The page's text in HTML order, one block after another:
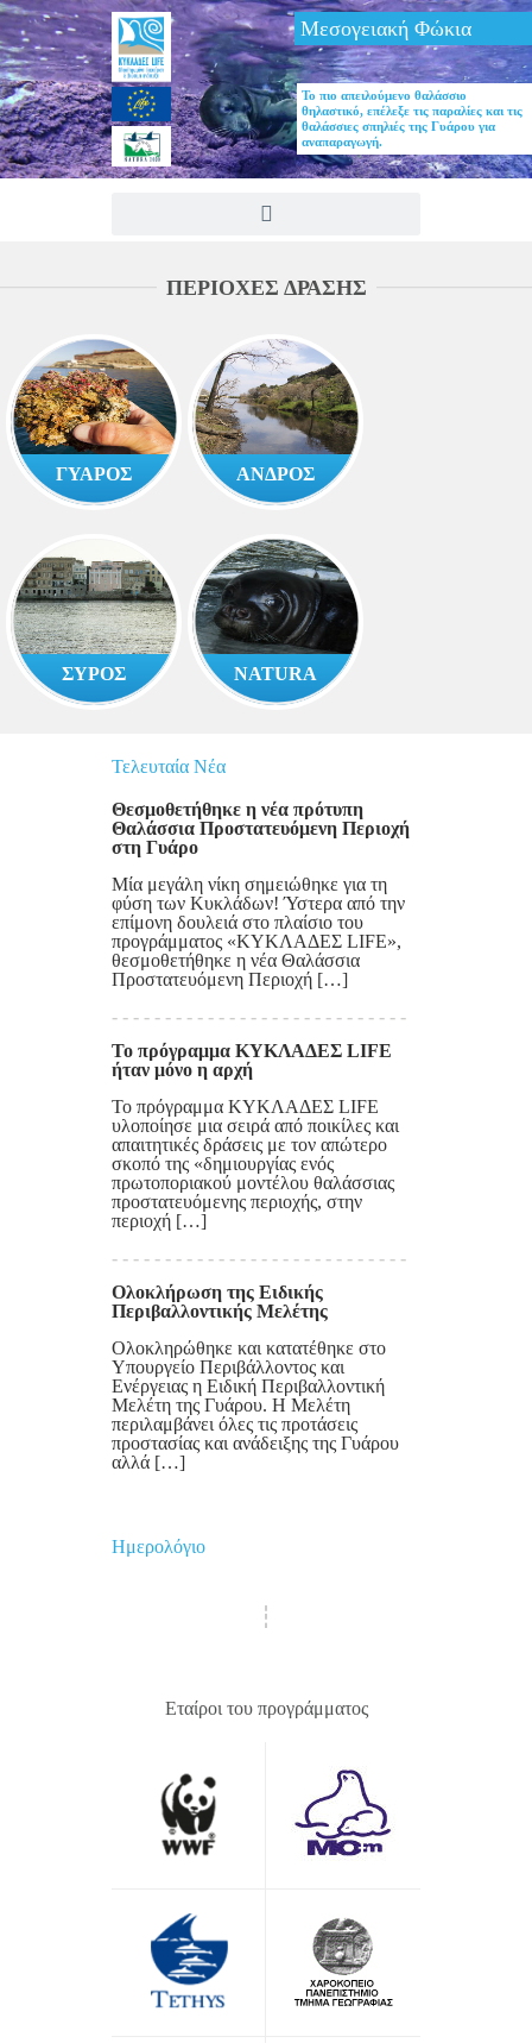
Μεσογειακή Φώκια
Το πιο απειλούμενο θαλάσσιο
θηλαστικό, επέλεξε τις παραλίες και τις
θαλάσσιες σπηλιές της Γυάρου για
αναπαραγωγή.
ΠΕΡΙΟΧΕΣ ΔΡΑΣΗΣ
ΓΥΑΡΟΣ ΑΝΔΡΟΣ
ΣΥΡΟΣ NATURA
Τελευταία Νέα
Θεσμοθετήθηκε η νέα πρότυπη
Θαλάσσια Προστατευόμενη Περιοχή
στη Γυάρο
Μία μεγάλη νίκη σημειώθηκε για τη
φύση των Κυκλάδων! Ύστερα από την
επίμονη δουλειά στο πλαίσιο του
προγράμματος «ΚΥΚΛΑΔΕΣ LIFE»,
θεσμοθετήθηκε η νέα Θαλάσσια
Προστατευόμενη Περιοχή […]
Το πρόγραμμα ΚΥΚΛΑΔΕΣ LIFE
ήταν μόνο η αρχή
Το πρόγραμμα ΚΥΚΛΑΔΕΣ LIFE
υλοποίησε μια σειρά από ποικίλες και
απαιτητικές δράσεις με τον απώτερο
σκοπό της «δημιουργίας ενός
πρωτοποριακού μοντέλου θαλάσσιας
προστατευόμενης περιοχής, στην
περιοχή […]
Ολοκλήρωση της Ειδικής
Περιβαλλοντικής Μελέτης
Ολοκληρώθηκε και κατατέθηκε στο
Υπουργείο Περιβάλλοντος και
Ενέργειας η Ειδική Περιβαλλοντική
Μελέτη της Γυάρου. Η Μελέτη
περιλαμβάνει όλες τις προτάσεις
προστασίας και ανάδειξης της Γυάρου
αλλά […]
Ημερολόγιο
Εταίροι του προγράμματος